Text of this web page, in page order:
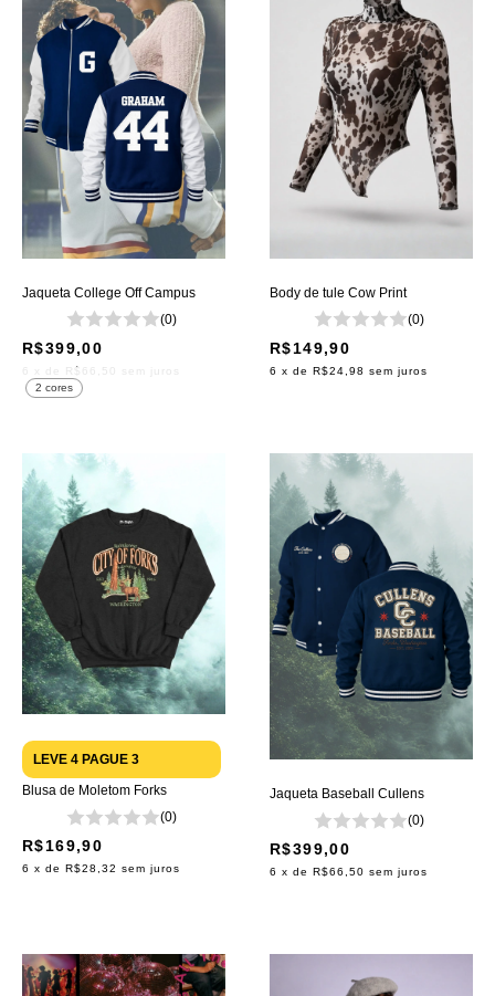
2 cores
Jaqueta College Off Campus
(0)
R$399,00
x de R$66,50
Body de tule Cow Print
(0)
R$149,90
6 x de R$24,98 sem juros
LEVE 4 PAGUE 3
Blusa de Moletom Forks
(0)
R$169,90
6 x de R$28,32 sem juros
Jaqueta Baseball Cullens
(0)
R$399,00
6 x de R$66,50 sem juros